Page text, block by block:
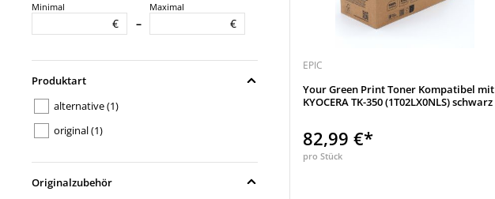
Minimal
€ –
Maximal
€
Produktart
alternative(1)
original(1)
Originalzubehör
EPIC
Your Green Print Toner Kompatibel mit
KYOCERA TK-350 (1T02LX0NLS) schwarz
82,99 €*
pro Stück